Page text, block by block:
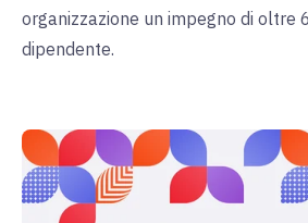
organizzazione un impegno di oltre
dipendente.